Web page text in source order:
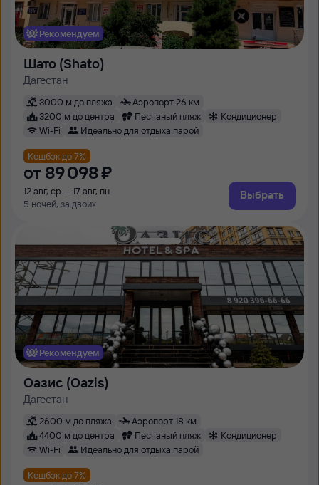
Рекомендуем
Шато (Shato)
Дагестан
3000 м до пляжа
Аэропорт 26 км
3200 м до центра
Песчаный пляж
Кондиционер
Wi-Fi
Идеально для отдыха парой
Кешбэк до 7%
от 89 ⁠098 ⁠₽
12 авг, ср — 17 авг, пн
5 ночей, за двоих
Выбрать
Рекомендуем
Оазис (Oazis)
Дагестан
2600 м до пляжа
Аэропорт 18 км
4400 м до центра
Песчаный пляж
Кондиционер
Wi-Fi
Идеально для отдыха парой
Кешбэк до 7%